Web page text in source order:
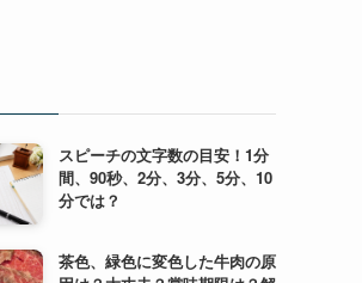
スピーチの文字数の目安！1分
間、90秒、2分、3分、5分、10
分では？
茶色、緑色に変色した牛肉の原